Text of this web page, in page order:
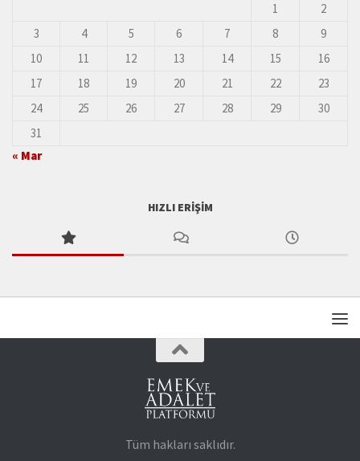
1
2
3
4 5 6 7 8
9
10
11 12 13 14 15
16
17
18 19 20 21 22
23
24
25 26 27 28 29
30
31
« Mar
HIZLI ERIŞIM
Tüm hakları saklıdır.